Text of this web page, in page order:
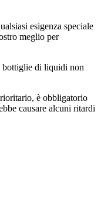
esigenza speciale
meglio per
bottiglie di liquidi non
è obbligatorio
causare alcuni ritardi